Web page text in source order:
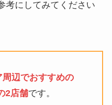
考にしてみてください
辺でおすすめの
2店舗です。